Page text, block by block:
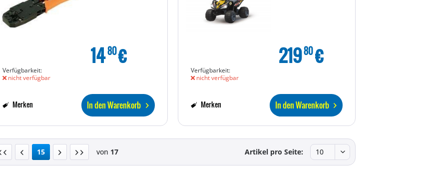
1480€
Verfügbarkeit:
nicht verfügbar
In den Warenkorb
Merken
21980€
Verfügbarkeit:
nicht verfügbar
In den Warenkorb
Merken
15 von 17 Artikel pro Seite: